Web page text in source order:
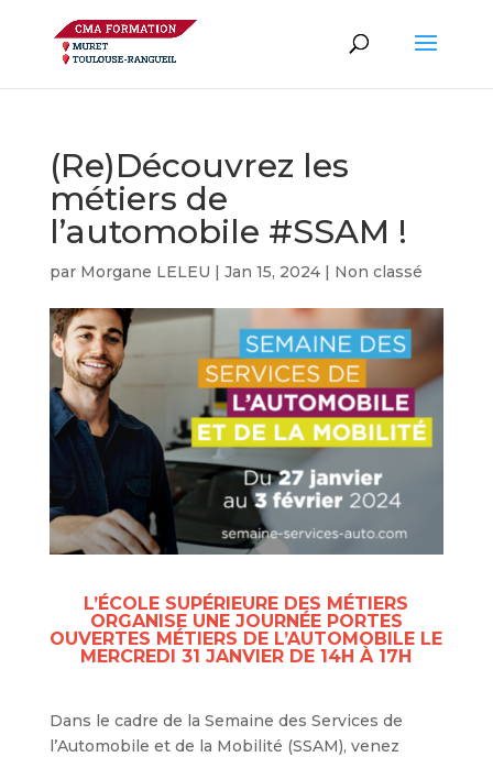
(Re)Découvrez les
métiers de
l’automobile #SSAM !
par Morgane LELEU | Jan 15, 2024| Non classé
L’ÉCOLE SUPÉRIEURE DES MÉTIERS
ORGANISE UNE JOURNÉE PORTES
OUVERTES MÉTIERS DE L’AUTOMOBILE LE
MERCREDI 31 JANVIER DE 14H À 17H
Dans le cadre de la Semaine des Services de
l’Automobile et de la Mobilité (SSAM), venez